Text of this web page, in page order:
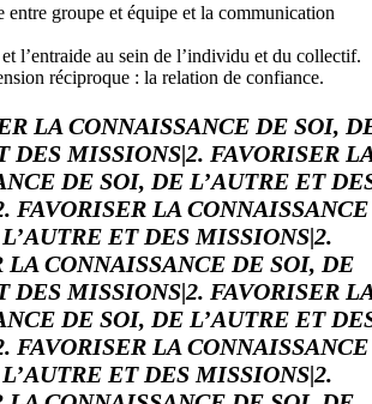
entre groupe et équipe et la communication
l’entraide au sein de l’individu et du collectif.
réciproque : la relation de confiance.
LA CONNAISSANCE DE SOI,
DES MISSIONS|2. FAVORISER
DE SOI, DE L’AUTRE ET
FAVORISER LA CONNAISSANCE
ET DES MISSIONS|2.
LA CONNAISSANCE DE SOI, DE
DES MISSIONS|2. FAVORISER
DE SOI, DE L’AUTRE ET
FAVORISER LA CONNAISSANCE
ET DES MISSIONS|2.